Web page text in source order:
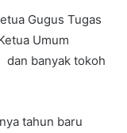
Gugus Tugas
Umum
dan banyak tokoh
tahun baru